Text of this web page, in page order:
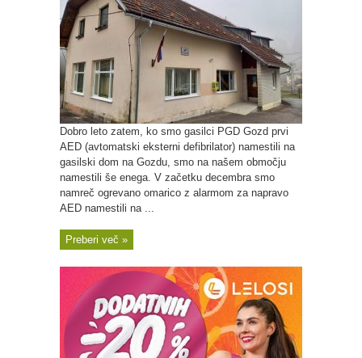
Dobro leto zatem, ko smo gasilci PGD Gozd prvi
AED (avtomatski eksterni defibrilator) namestili na
gasilski dom na Gozdu, smo na našem območju
namestili še enega. V začetku decembra smo
namreč ogrevano omarico z alarmom za napravo
AED namestili na ...
Preberi več »